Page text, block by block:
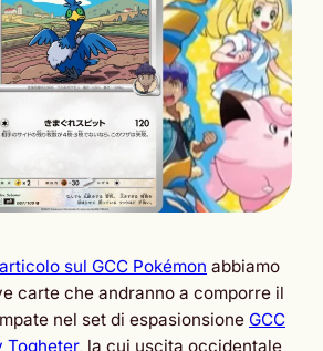
sul GCC Pokémon abbiamo
carte che andranno a comporre il
nel set di espasionsione GCC
Togheter, la cui uscita occidentale